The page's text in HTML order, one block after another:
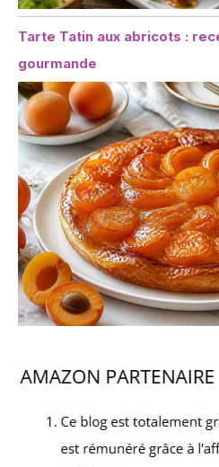
Tarte Tatin aux abricots :
gourmande